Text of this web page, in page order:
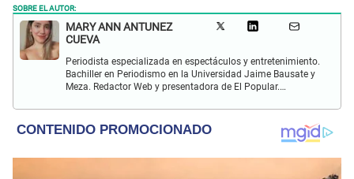
SOBRE EL AUTOR:
MARY ANN ANTUNEZ
CUEVA
Periodista especializada en espectáculos y entretenimiento.
Bachiller en Periodismo en la Universidad Jaime Bausate y
Meza. Redactor Web y presentadora de El Popular.
y espectáculos internacional.